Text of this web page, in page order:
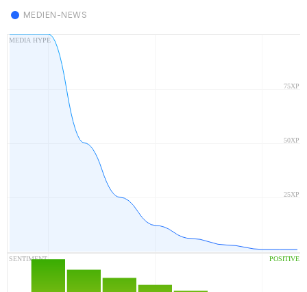
MEDIEN-NEWS